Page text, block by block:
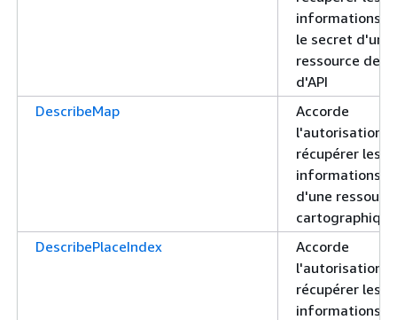
informations
le secret d'une
ressource de
d'API
DescribeMap
Accorde
l'autorisation
récupérer les
informations
d'une
cartographique
DescribePlaceIndex
Accorde
l'autorisation
récupérer les
informations